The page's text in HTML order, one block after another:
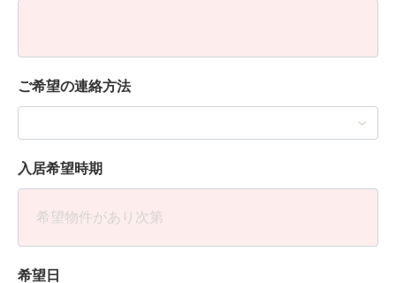
ご希望の連絡方法
入居希望時期
希望日